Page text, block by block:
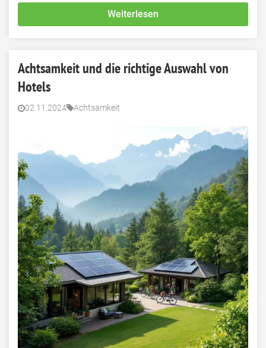
Weiterlesen
Achtsamkeit und die richtige Auswahl von
Hotels
02.11.2024 Achtsamkeit